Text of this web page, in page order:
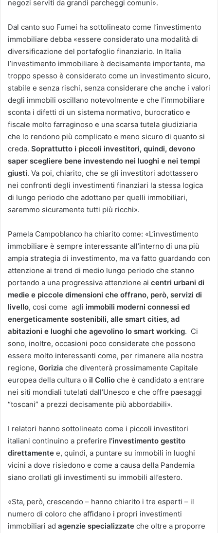
negozi serviti da grandi parcheggi comuni».
Dal canto suo Fumei ha sottolineato come l’investimento
immobiliare debba «essere considerato una modalità di
diversificazione del portafoglio finanziario. In Italia
l’investimento immobiliare è decisamente importante, ma
troppo spesso è considerato come un investimento sicuro,
stabile e senza rischi, senza considerare che anche i valori
degli immobili oscillano notevolmente e che l’immobiliare
sconta i difetti di un sistema normativo, burocratico e
fiscale molto farraginoso e una scarsa tutela giudiziaria
che lo rendono più complicato e meno sicuro di quanto si
creda. Soprattutto i piccoli investitori, quindi, devono
saper scegliere bene investendo nei luoghi e nei tempi
giusti. Va poi, chiarito, che se gli investitori adottassero
nei confronti degli investimenti finanziari la stessa logica
di lungo periodo che adottano per quelli immobiliari,
saremmo sicuramente tutti più ricchi».
Pamela Campoblanco ha chiarito come: «L’investimento
immobiliare è sempre interessante all’interno di una più
ampia strategia di investimento, ma va fatto guardando con
attenzione ai trend di medio lungo periodo che stanno
portando a una progressiva attenzione ai centri urbani di
medie e piccole dimensioni che offrano, però, servizi di
livello, così come agli immobili moderni connessi ed
energeticamente sostenibili, alle smart cities, ad
abitazioni e luoghi che agevolino lo smart working. Ci
sono, inoltre, occasioni poco considerate che possono
essere molto interessanti come, per rimanere alla nostra
regione, Gorizia che diventerà prossimamente Capitale
europea della cultura o il Collio che è candidato a entrare
nei siti mondiali tutelati dall’Unesco e che offre paesaggi
“toscani” a prezzi decisamente più abbordabili».
I relatori hanno sottolineato come i piccoli investitori
italiani continuino a preferire l’investimento gestito
direttamente e, quindi, a puntare su immobili in luoghi
vicini a dove risiedono e come a causa della Pandemia
siano crollati gli investimenti su immobili all’estero.
«Sta, però, crescendo – hanno chiarito i tre esperti – il
numero di coloro che affidano i propri investimenti
immobiliari ad agenzie specializzate che oltre a proporre